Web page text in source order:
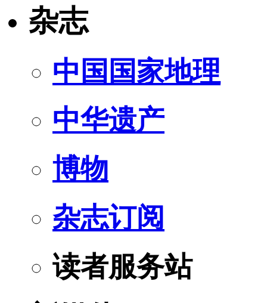
杂志
中国国家地理
中华遗产
博物
杂志订阅
读者服务站